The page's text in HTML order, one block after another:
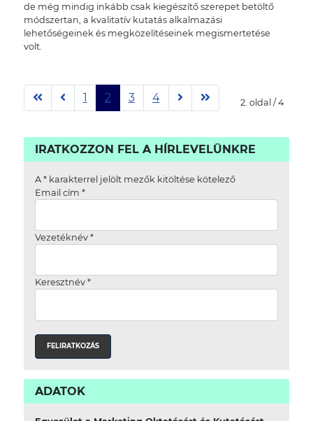
de még mindig inkább csak kiegészítő szerepet betöltő
módszertan, a kvalitatív kutatás alkalmazási
lehetőségeinek és megközelítéseinek megismertetése
volt.
2. oldal / 4
1 2 3 4
IRATKOZZON FEL A HÍRLEVELÜNKRE
A *karakterrel jelölt mezők kitöltése kötelező
Email cím *
Vezetéknév *
Keresztnév *
ADATOK